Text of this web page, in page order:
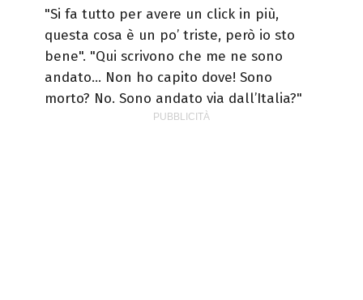
"Si fa tutto per avere un click in più,
questa cosa è un po’ triste, però io sto
bene". "Qui scrivono che me ne sono
andato… Non ho capito dove! Sono
morto? No. Sono andato via dall’Italia?"